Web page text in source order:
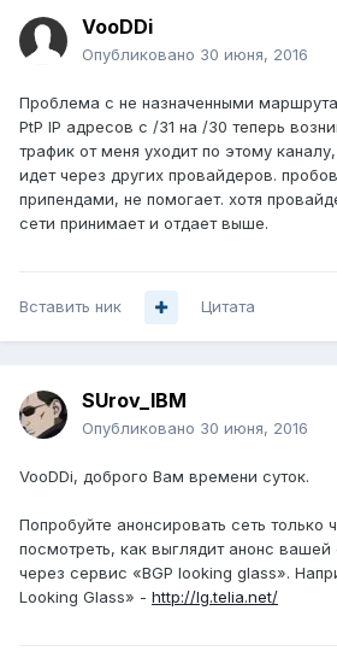
VooDDi
Опубликовано 30 июня, 2016
Проблема с не назначенными
PtP IP адресов с /31 на /30 теперь
трафик от меня уходит по этому
идет через других провайдеров.
припендами, не помогает. хотя
сети принимает и отдает выше.
Вставить ник Цитата
SUrov_IBM
Опубликовано 30 июня, 2016
VooDDi, доброго Вам времени суток.
Попробуйте анонсировать сеть только
посмотреть, как выглядит анонс вашей
через сервис «BGP looking glass».
Looking Glass» - http://lg.telia.net/